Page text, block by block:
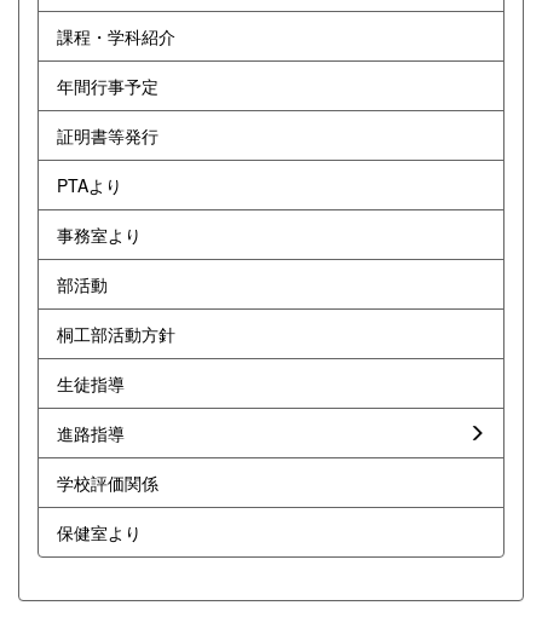
課程・学科紹介
年間行事予定
証明書等発行
PTAより
事務室より
部活動
桐工部活動方針
生徒指導
進路指導
学校評価関係
保健室より